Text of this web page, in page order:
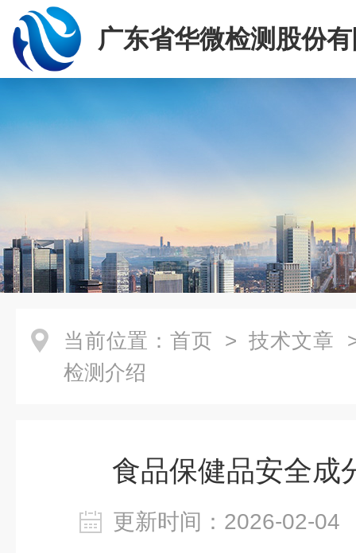
广东省华微检测股份
当前位置： 首页 > 技术文章
检测介绍
食品保健品安全成
更新时间：2026-02-